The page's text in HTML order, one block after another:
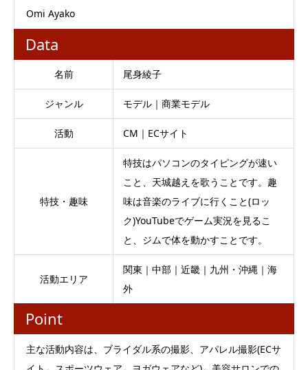
Omi Ayako
Data
名前 尾身綾子
ジャンル モデル｜商業モデル
活動 CM｜ECサイト
特技・趣味
特技はパソコンのタイピングが速い
こと、天城越えを歌うことです。趣
味は音楽のライブに行くこと(ロッ
ク)YouTubeでゲーム実況を見るこ
と、ジムで体を動かすことです。
活動エリア
関東｜中部｜近畿｜九州・沖縄｜海
外
Point
主な活動内容は、ブライダル系の撮影、アパレル撮影(ECサ